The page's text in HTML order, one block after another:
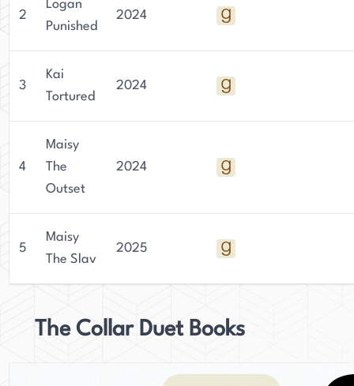
2
Logan
Punished
2024
3
Kai
Tortured
2024
4
Maisy
The
Outset
2024
5
Maisy
The Slav
2025
The Collar Duet Books